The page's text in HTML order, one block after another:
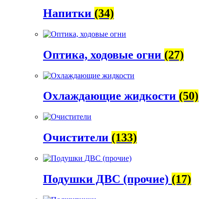
Напитки (34)
Оптика, ходовые огни (27)
Охлаждающие жидкости (50)
Очистители (133)
Подушки ДВС (прочие) (17)